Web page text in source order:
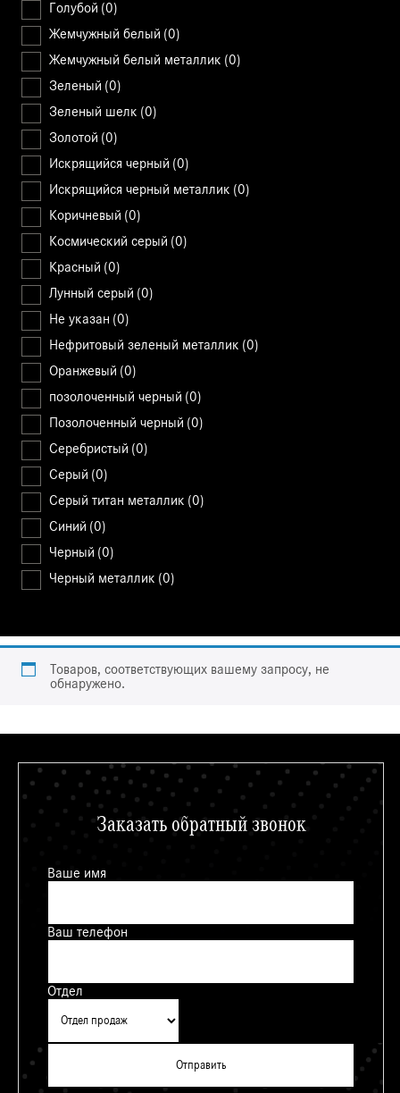
Голубой (0)
Жемчужный белый (0)
Жемчужный белый металлик (0)
Зеленый (0)
Зеленый шелк (0)
Золотой (0)
Искрящийся черный (0)
Искрящийся черный металлик (0)
Коричневый (0)
Космический серый (0)
Красный (0)
Лунный серый (0)
Не указан (0)
Нефритовый зеленый металлик (0)
Оранжевый (0)
позолоченный черный (0)
Позолоченный черный (0)
Серебристый (0)
Серый (0)
Серый титан металлик (0)
Синий (0)
Черный (0)
Черный металлик (0)
Товаров, соответствующих вашему запросу, не
обнаружено.
Заказать обратный звонок
Ваше имя
Ваш телефон
Отдел